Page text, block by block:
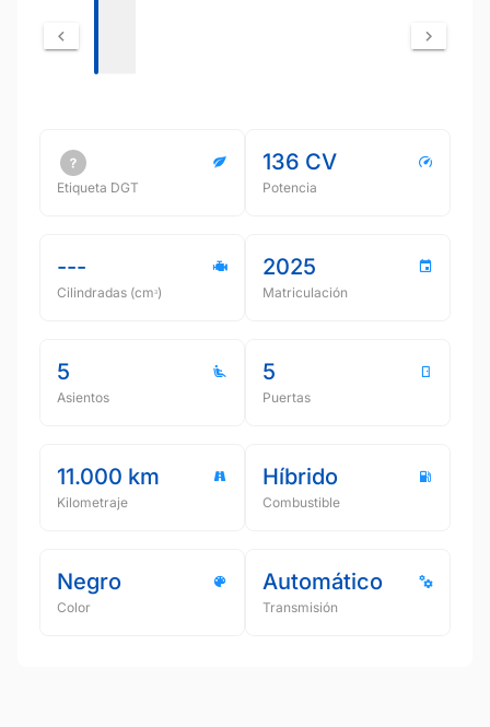
Etiqueta DGT
136 CV
Potencia
---
Cilindradas (cmᵌ)
2025
Matriculación
5
Asientos
5
Puertas
11.000 km
Kilometraje
Híbrido
Combustible
Negro
Color
Automático
Transmisión